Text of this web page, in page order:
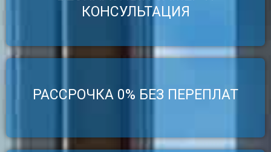
КОНСУЛЬТАЦИЯ
(097) 249-40-66
РАССРОЧКА 0% БЕЗ ПЕРЕПЛАТ
(097) 249-40-66